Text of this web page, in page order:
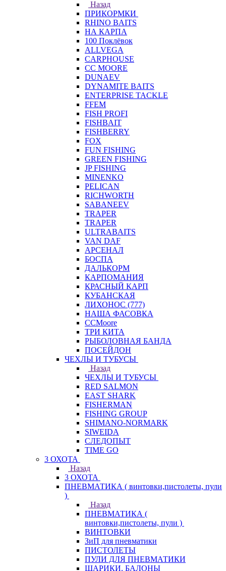
Назад
ПРИКОРМКИ
RHINO BAITS
НА КАРПА
100 Поклёвок
ALLVEGA
CARPHOUSE
CC MOORE
DUNAEV
DYNAMITE BAITS
ENTERPRISE TACKLE
FFEM
FISH PROFI
FISHBAIT
FISHBERRY
FOX
FUN FISHING
GREEN FISHING
JP FISHING
MINENKO
PELICAN
RICHWORTH
SABANEEV
TRAPER
TRAPER
ULTRABAITS
VAN DAF
АРСЕНАЛ
БОСПА
ДАЛЬКОРМ
КАРПОМАНИЯ
КРАСНЫЙ КАРП
КУБАНСКАЯ
ЛИХОНОС (777)
НАША ФАСОВКА
СCMoore
ТРИ КИТА
РЫБОЛОВНАЯ БАНДА
ПОСЕЙДОН
ЧЕХЛЫ И ТУБУСЫ
Назад
ЧЕХЛЫ И ТУБУСЫ
RED SALMON
EAST SHARK
FISHERMAN
FISHING GROUP
SHIMANO-NORMARK
SIWEIDA
СЛЕДОПЫТ
TIME GO
3 ОХОТА
Назад
3 ОХОТА
ПНЕВМАТИКА ( винтовки,пистолеты, пули
)
Назад
ПНЕВМАТИКА (
винтовки,пистолеты, пули )
ВИНТОВКИ
ЗиП для пневматики
ПИСТОЛЕТЫ
ПУЛИ ДЛЯ ПНЕВМАТИКИ
ШАРИКИ, БАЛОНЫ